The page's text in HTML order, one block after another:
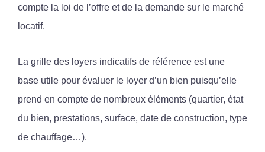
compte la loi de l’offre et de la demande sur le marché
locatif.
La grille des loyers indicatifs de référence est une
base utile pour évaluer le loyer d’un bien puisqu’elle
prend en compte de nombreux éléments (quartier, état
du bien, prestations, surface, date de construction, type
de chauffage…).